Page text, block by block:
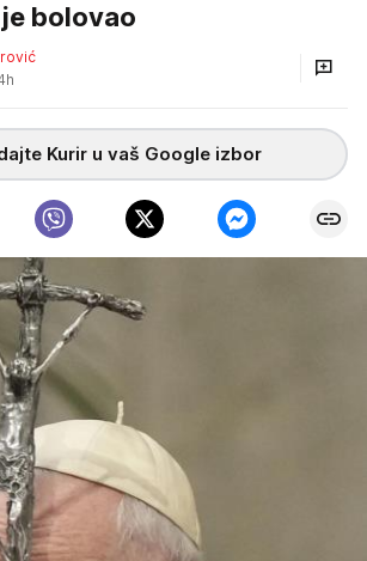
bolovao
Kurir u vaš Google izbor